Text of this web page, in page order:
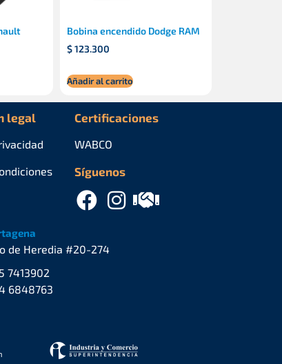
Bobina encendido Dodge RAM
$123.300
Añadir al carrito
legal Certificaciones
Síguenos
WABCO
de Heredia #20-274
7413902
6848763